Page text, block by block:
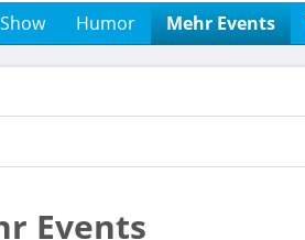
Humor Mehr Events
Events